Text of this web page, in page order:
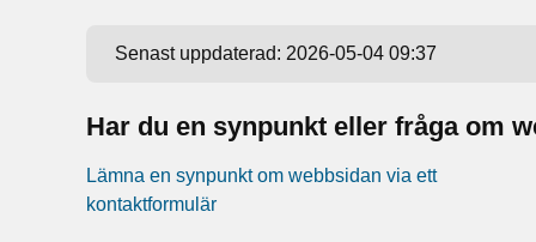
Senast uppdaterad: 2026-05-04 09:37
Har du en synpunkt eller fråga om
Lämna en synpunkt om webbsidan via ett
kontaktformulär